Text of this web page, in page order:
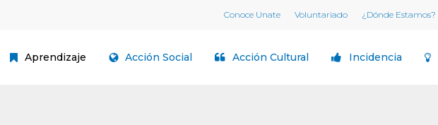
Conoce Unate Voluntariado ¿Dónde Estamos?
Aprendizaje Acción Social Acción Cultural Incidencia